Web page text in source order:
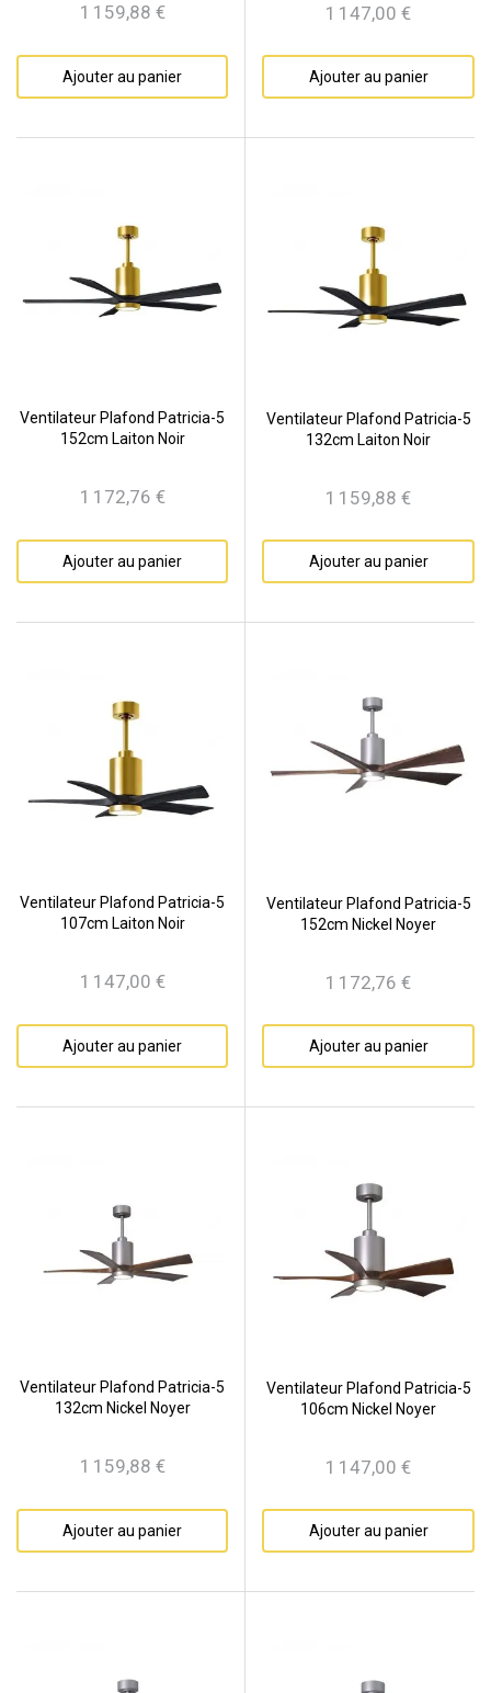
Prix
1 159,88 €
Ajouter au panier
Prix
1 147,00 €
Ajouter au panier
Ventilateur Plafond Patricia-5
152cm Laiton Noir
Prix
1 172,76 €
Ajouter au panier
Ventilateur Plafond Patricia-5
132cm Laiton Noir
Prix
1 159,88 €
Ajouter au panier
Ventilateur Plafond Patricia-5
107cm Laiton Noir
Prix
1 147,00 €
Ajouter au panier
Ventilateur Plafond Patricia-5
152cm Nickel Noyer
Prix
1 172,76 €
Ajouter au panier
Ventilateur Plafond Patricia-5
132cm Nickel Noyer
Prix
1 159,88 €
Ajouter au panier
Ventilateur Plafond Patricia-5
106cm Nickel Noyer
Prix
1 147,00 €
Ajouter au panier